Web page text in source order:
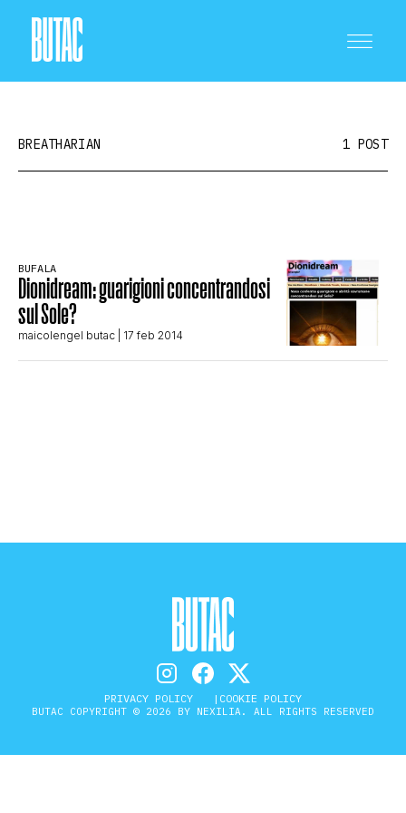
SCIENZA E TECNOLOGIA
SALUTE E MEDICINA
EDITORIALI
TRUFFE E SOCIAL NETWORK
BREATHARIAN 1 POST
BUFALA
Dionidream: guarigioni concentrandosi
sul Sole?
maicolengel butac | 17 feb 2014
PRIVACY POLICY COOKIE POLICY
BUTAC COPYRIGHT © 2026 BY NEXILIA. ALL RIGHTS RESERVED